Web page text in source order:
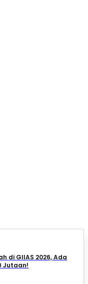
di GIIAS 2026, Ada
Jutaan!